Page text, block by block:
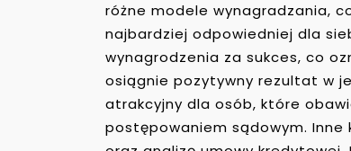
różne modele wynagradzania,
najbardziej odpowiedniej dla
wynagrodzenia za sukces, co
osiągnie pozytywny rezultat w
atrakcyjny dla osób, które
postępowaniem sądowym.